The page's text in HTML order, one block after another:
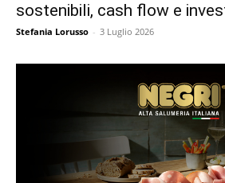
sostenibili, cash flow e
Stefania Lorusso - 3 Luglio 2026